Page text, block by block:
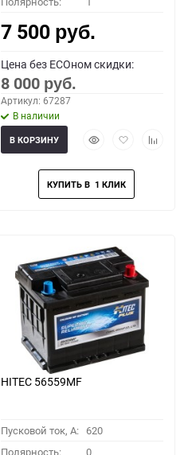
7 500 руб.
Цена без ECOном скидки:
8 000 руб.
Артикул: 67287
В наличии
БыстрыйДобавить
избранное
Добавить
В КОРЗИНУ
HITEC 56559MF
Пусковой ток, A: 620